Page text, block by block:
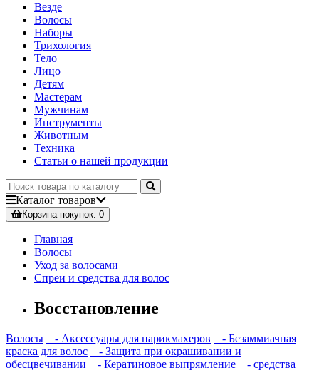
Везде
Волосы
Наборы
Трихология
Тело
Лицо
Детям
Мастерам
Мужчинам
Инструменты
Животным
Техника
Статьи о нашей продукции
Каталог товаров
Корзинапокупок: 0
Главная
Волосы
Уход за волосами
Спреи и средства для волос
Восстановление
Волосы - Аксессуары для парикмахеров
- Безаммиачная
краска для волос
- Защита при окрашивании и
обесцвечивании
- Кератиновое выпрямление
- средства